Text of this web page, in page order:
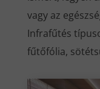
vagy az
Infrafűtés
fűtőfólia,